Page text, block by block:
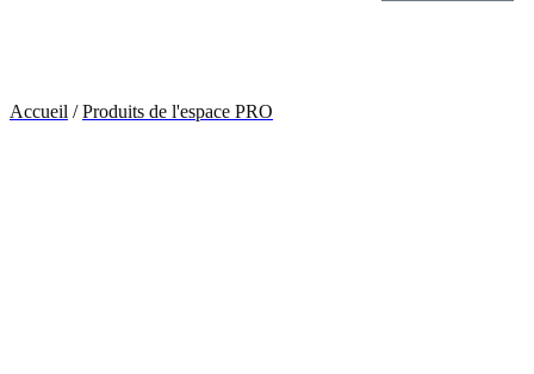
Accueil /Produits de l'espace PRO